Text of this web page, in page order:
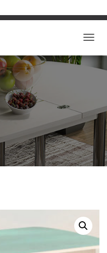
Е
Л
Ю
И
Т
В
И
Г
А